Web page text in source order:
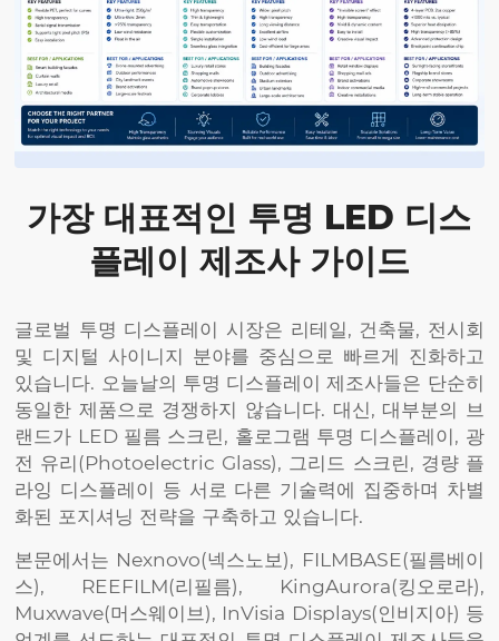
가장 대표적인 투명 LED 디스
플레이 제조사 가이드
글로벌 투명 디스플레이 시장은 리테일, 건축물, 전시회
및 디지털 사이니지 분야를 중심으로 빠르게 진화하고
있습니다. 오늘날의 투명 디스플레이 제조사들은 단순히
동일한 제품으로 경쟁하지 않습니다. 대신, 대부분의 브
랜드가 LED 필름 스크린, 홀로그램 투명 디스플레이, 광
전 유리(Photoelectric Glass), 그리드 스크린, 경량 플
라잉 디스플레이 등 서로 다른 기술력에 집중하며 차별
화된 포지셔닝 전략을 구축하고 있습니다.
본문에서는 Nexnovo(넥스노보), FILMBASE(필름베이
스), REEFILM(리필름), KingAurora(킹오로라),
Muxwave(머스웨이브), InVisia Displays(인비지아) 등